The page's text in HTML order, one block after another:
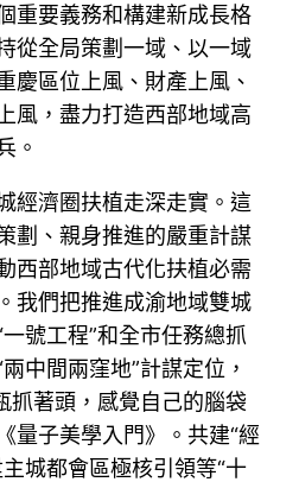
重要義務和構建新成長格
從全局策劃一域、以一域
慶區位上風、財產上風、
風，盡力打造西部地域高
。
經濟圈扶植走深走實。這
劃、親身推進的嚴重計謀
西部地域古代化扶植必需
我們把推進成渝地域雙城
號工程”和全市任務總抓
中間兩窪地”計謀定位，
抓著頭，感覺自己的腦袋
量子美學入門》。共建“經
城都會區極核引領等“十